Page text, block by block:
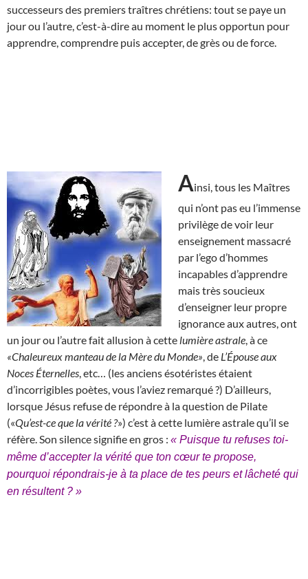
successeurs des premiers traîtres chrétiens: tout se paye un
jour ou l’autre, c’est-à-dire au moment le plus opportun pour
apprendre, comprendre puis accepter, de grès ou de force.
Ainsi, tous les Maîtres
qui n’ont pas eu l’immense
privilège de voir leur
enseignement massacré
par l’ego d’hommes
incapables d’apprendre
mais très soucieux
d’enseigner leur propre
ignorance aux autres, ont
un jour ou l’autre fait allusion à cette lumière astrale , à ce
«Chaleureux manteau de la Mère du Monde» , de L’Épouse aux
Noces Éternelles , etc… (les anciens ésotéristes étaient
d’incorrigibles poètes, vous l’aviez remarqué ?) D’ailleurs,
lorsque Jésus refuse de répondre à la question de Pilate
(«Qu’est-ce que la vérité ?») c’est à cette lumière astrale qu’il se
réfère. Son silence signifie en gros : « Puisque tu refuses toi-
même d’accepter la vérité que ton cœur te propose,
pourquoi répondrais-je à ta place de tes peurs et lâcheté qui
en résultent ? »